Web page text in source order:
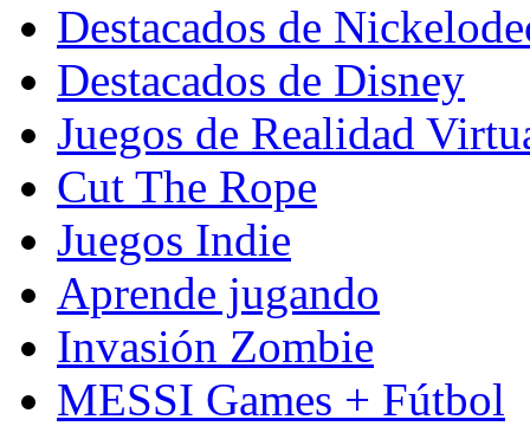
Destacados de
Destacados de Disney
Juegos de Realidad
Cut The Rope
Juegos Indie
Aprende jugando
Invasión Zombie
MESSI Games + Fútbol